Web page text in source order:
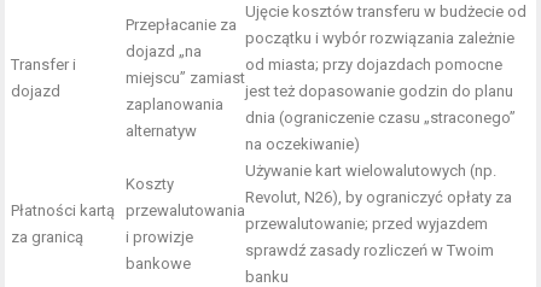
Transfer i
dojazd
Przepłacanie za
dojazd „na
miejscu” zamiast
zaplanowania
alternatyw
Ujęcie kosztów transferu w budżecie od
początku i wybór rozwiązania zależnie
od miasta; przy dojazdach pomocne
jest też dopasowanie godzin do planu
dnia (ograniczenie czasu „straconego”
na oczekiwanie)
Płatności kartą
za granicą
Koszty
przewalutowania
i prowizje
bankowe
Używanie kart wielowalutowych (np.
Revolut, N26), by ograniczyć opłaty za
przewalutowanie; przed wyjazdem
sprawdź zasady rozliczeń w Twoim
banku